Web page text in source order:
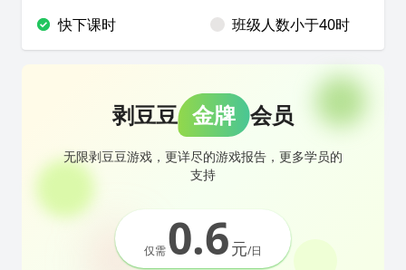
快下课时
班级人数小于40时
剥豆豆 金牌 会员
无限剥豆豆游戏，更详尽的游戏报告，更多学员的
支持
仅需0.6元/日